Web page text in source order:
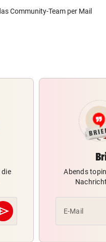
Community-Team per Mail
send
Abschicken
Abends
E-Mail